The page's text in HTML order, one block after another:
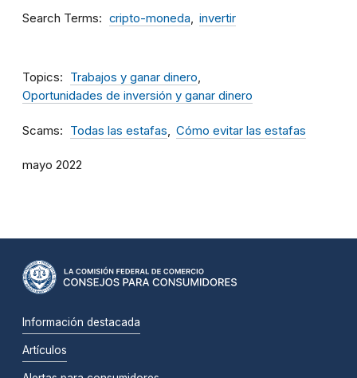
Search Terms cripto-moneda invertir
Topics
Trabajos y ganar dinero
Oportunidades de inversión y ganar dinero
Scams Todas las estafas Cómo evitar las estafas
mayo 2022
Información destacada
Artículos